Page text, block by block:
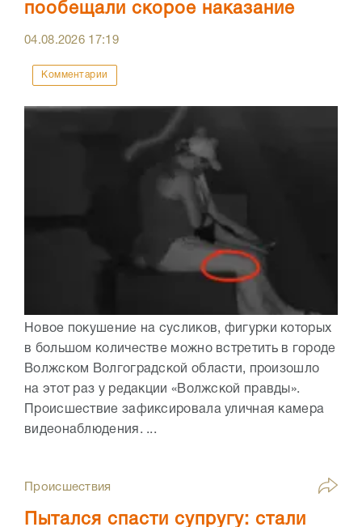
пообещали скорое наказание
04.08.2026 17:19
Комментарии
Новое покушение на сусликов, фигурки которых
в большом количестве можно встретить в городе
Волжском Волгоградской области, произошло
на этот раз у редакции «Волжской правды».
Происшествие зафиксировала уличная камера
видеонаблюдения. ...
Происшествия
Пытался спасти супругу: стали